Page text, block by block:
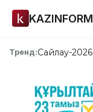
KAZINFORM
Тренд:Сайлау-2026